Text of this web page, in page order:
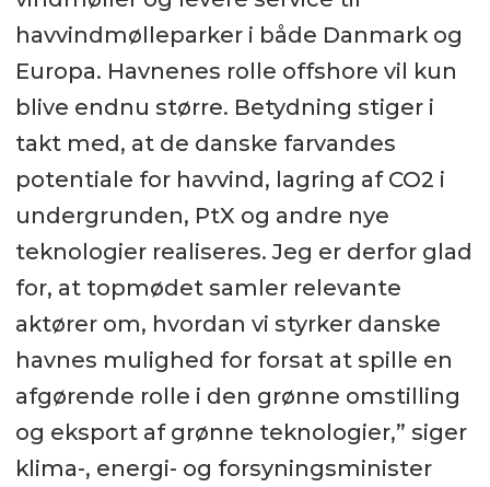
havvindmølleparker i både Danmark og
Europa. Havnenes rolle offshore vil kun
blive endnu større. Betydning stiger i
takt med, at de danske farvandes
potentiale for havvind, lagring af CO2 i
undergrunden, PtX og andre nye
teknologier realiseres. Jeg er derfor glad
for, at topmødet samler relevante
aktører om, hvordan vi styrker danske
havnes mulighed for forsat at spille en
afgørende rolle i den grønne omstilling
og eksport af grønne teknologier,” siger
klima-, energi- og forsyningsminister